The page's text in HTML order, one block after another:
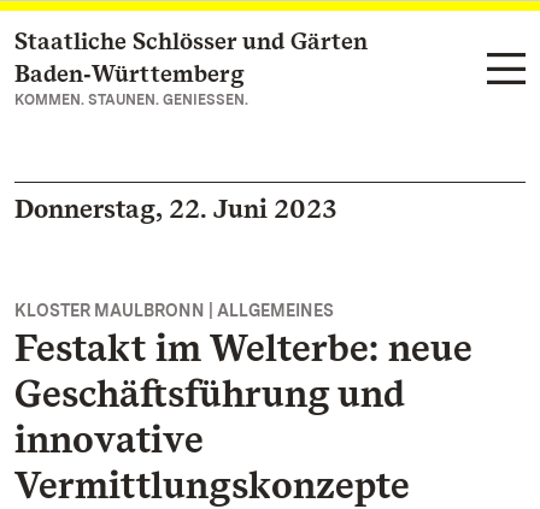
Zum Hauptinhalt springen
Staatliche Schlösser und Gärten
Baden‑Württemberg
KOMMEN. STAUNEN. GENIESSEN.
Donnerstag, 22. Juni 2023
KLOSTER MAULBRONN | ALLGEMEINES
Festakt im Welterbe: neue
Geschäftsführung und
innovative
Vermittlungskonzepte